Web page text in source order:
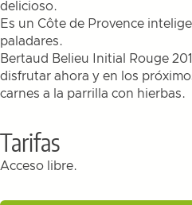
delicioso.
Es un Côte de Provence
paladares.
Bertaud Belieu Initial Rouge
disfrutar ahora y en los
carnes a la parrilla con hierbas.
Tarifas
Acceso libre.